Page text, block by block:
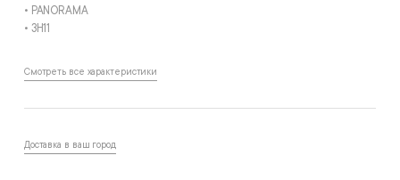
• PANORAMA
• ЗН11
Смотреть все характеристики
Доставка в ваш город